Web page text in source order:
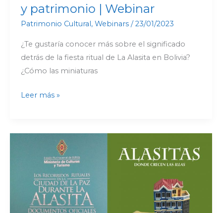
y patrimonio | Webinar
Patrimonio Cultural, Webinars/23/01/2023
¿Te gustaría conocer más sobre el significado
detrás de la fiesta ritual de La Alasita en Bolivia?
¿Cómo las miniaturas
Leer más »
Compilación
publicaciones,
estudios